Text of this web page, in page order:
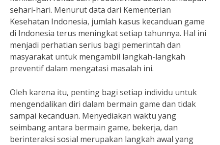
sehari-hari. Menurut data dari Kementerian
Kesehatan Indonesia, jumlah kasus kecanduan game
di Indonesia terus meningkat setiap tahunnya. Hal ini
menjadi perhatian serius bagi pemerintah dan
masyarakat untuk mengambil langkah-langkah
preventif dalam mengatasi masalah ini.
Oleh karena itu, penting bagi setiap individu untuk
mengendalikan diri dalam bermain game dan tidak
sampai kecanduan. Menyediakan waktu yang
seimbang antara bermain game, bekerja, dan
berinteraksi sosial merupakan langkah awal yang